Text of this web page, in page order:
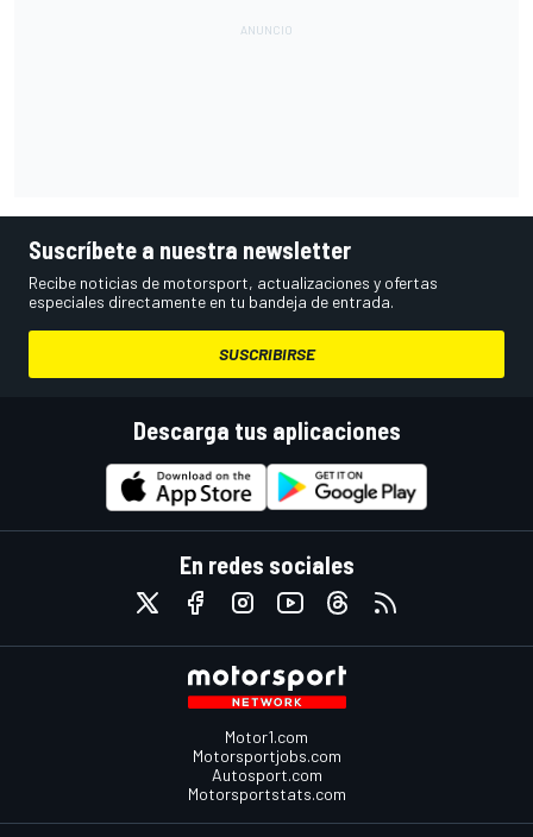
Suscríbete a nuestra newsletter
Recibe noticias de motorsport, actualizaciones y ofertas
especiales directamente en tu bandeja de entrada.
SUSCRIBIRSE
Descarga tus aplicaciones
En redes sociales
Motor1.com
Motorsportjobs.com
Autosport.com
Motorsportstats.com